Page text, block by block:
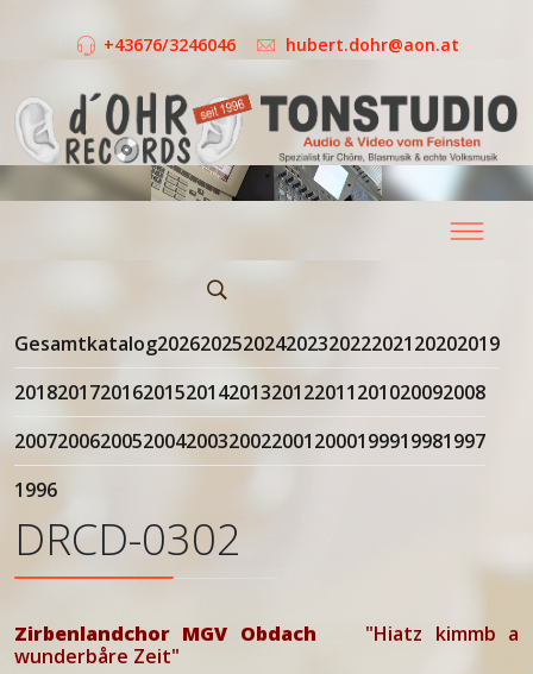
+43676/3246046 hubert.dohr@aon.at
Gesamtkatalog20262025202420232022202120202019
20182017201620152014201320122011201020092008
20072006200520042003200220012000199919981997
1996
DRCD-0302
Zirbenlandchor MGV Obdach "Hiatz kimmb a
wunderbåre Zeit"